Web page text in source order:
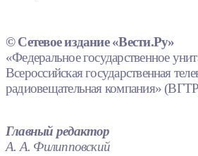
© Сетевое издание «Вести.Ру»
«Федеральное государственное
Всероссийская государственная
радиовещательная компания»
Главный редактор
А. А. Филипповский